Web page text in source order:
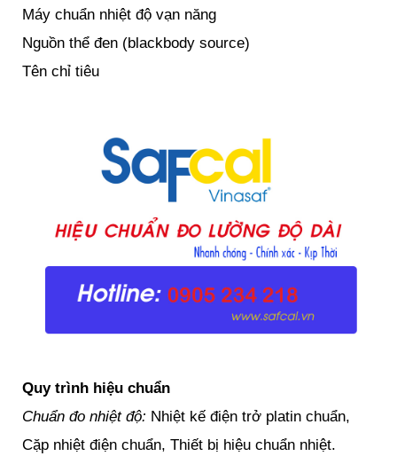
Máy chuẩn nhiệt độ vạn năng
Nguồn thể đen (blackbody source)
Tên chỉ tiêu
Quy trình hiệu chuẩn
Chuẩn đo nhiệt độ: Nhiệt kế điện trở platin chuẩn,
Cặp nhiệt điện chuẩn, Thiết bị hiệu chuẩn nhiệt.